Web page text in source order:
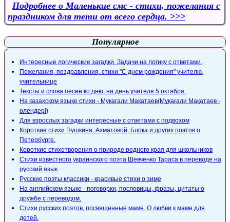
Подробнее о Маленькие смс - стихи, пожелания с
праздником для тети от всего сердца.
Популярное
Интересные логические загадки. Задачи на логику с ответами.
Пожелания, поздравления, стихи "С днем рождения" учителю,
учительнице
Тексты и слова песен ко дню, на день учителя 5 октября.
На казахском языке стихи - Мукагали Макатаев(Мұқағали Мақатаев -
өлеңдері)
Для взрослых загадки интересные с ответами с подвохом
Короткие стихи Пушкина, Ахматовой, Блока и других поэтов о
Петербурге.
Короткие стихотворения о природе родного края для школьников
Стихи известного украинского поэта Шевченко Тараса в переводе на
русский язык.
Русские поэты классики - красивые стихи о зиме
На английском языке - поговорки, пословицы, фразы, цитаты о
дружбе с переводом.
Стихи русских поэтов, посвященные маме. О любви к маме для
детей.